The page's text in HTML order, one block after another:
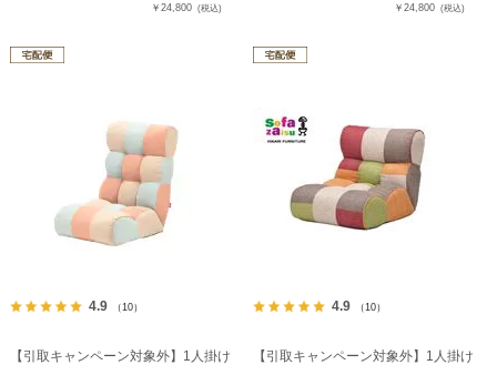
￥24,800 (税込) ￥24,800 (税込)
4.9 （10）
【引取キャンペーン対象外】1人掛け
4.9 （10）
【引取キャンペーン対象外】1人掛け